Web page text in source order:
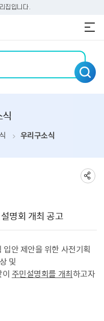
집입니다.
우리구소식
명회 개최 공고
안 제안을 위한 사전기획
및
주민설명회를 개최하고자